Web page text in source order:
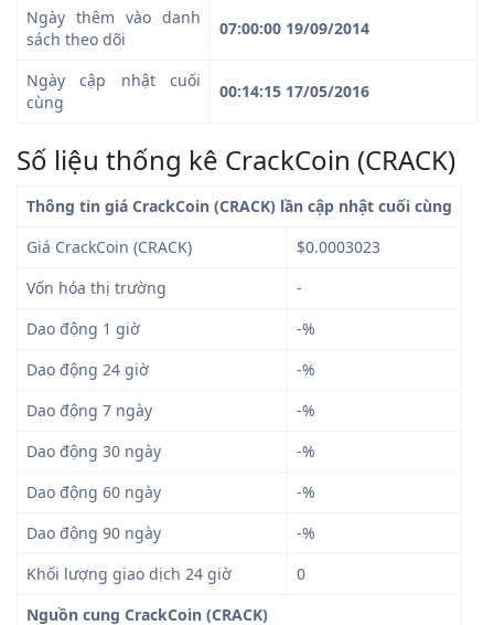
Ngày thêm vào danh
sách theo dõi
07:00:00 19/09/2014
Ngày cập nhật cuối
cùng
00:14:15 17/05/2016
Số liệu thống kê CrackCoin (CRACK)
Thông tin giá CrackCoin (CRACK) lần cập nhật cuối cùng
Giá CrackCoin (CRACK)
$0.0003023
Vốn hóa thị trường
-
Dao động 1 giờ
-%
Dao động 24 giờ
-%
Dao động 7 ngày
-%
Dao động 30 ngày
-%
Dao động 60 ngày
-%
Dao động 90 ngày
-%
Khối lượng giao dịch 24 giờ
0
Nguồn cung CrackCoin (CRACK)